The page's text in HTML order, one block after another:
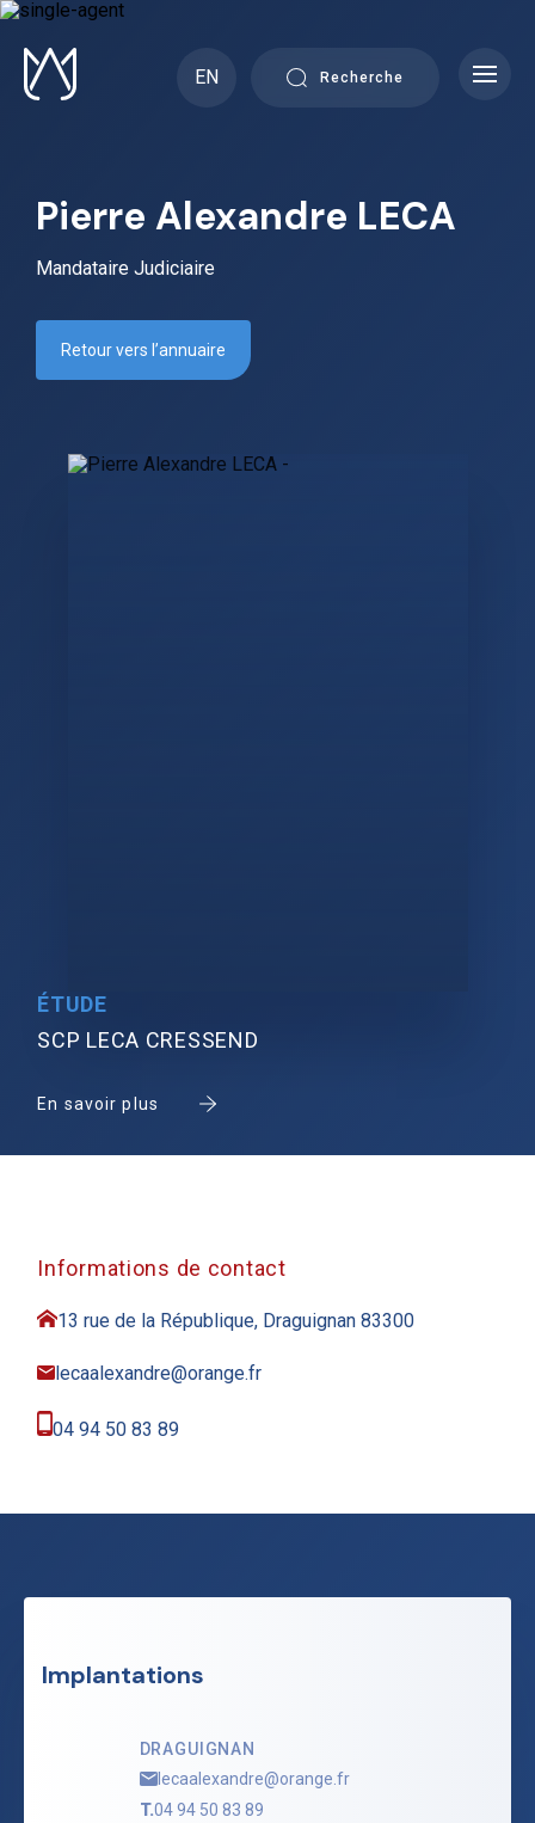
Skip
content
EN
Recherche
Pierre Alexandre LECA
Mandataire Judiciaire
Retour vers l’annuaire
ÉTUDE
SCP LECA CRESSEND
En savoir plus
Informations de contact
13 rue de la République, Draguignan 83300
lecaalexandre@orange.fr
04 94 50 83 89
Implantations
DRAGUIGNAN
lecaalexandre@orange.fr
T.04 94 50 83 89